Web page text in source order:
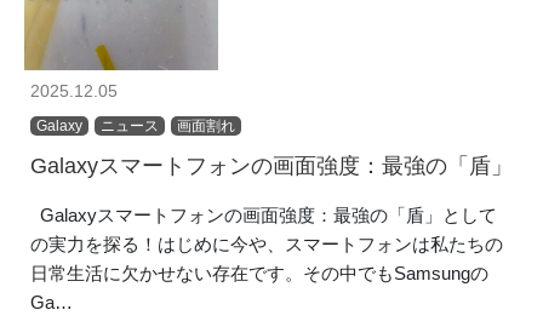
2025.12.05
Galaxy ニュース 画面割れ
Galaxyスマートフォンの画面強度：最強の「盾」
Galaxyスマートフォンの画面強度：最強の「盾」として
の実力を探る！はじめに今や、スマートフォンは私たちの
日常生活に欠かせない存在です。その中でもSamsungの
Ga…